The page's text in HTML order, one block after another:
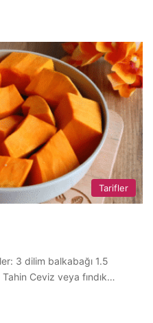
Tarifler
3 dilim balkabağı 1.5
Ceviz veya fındık…